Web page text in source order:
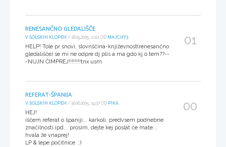
RENESANČNO GLEDALIŠČE
V ŠOLSKIH KLOPEH / 18.09.2005, 11:01 OD MAJCHY3
HELP! Tole pr snovi, slovnščina-književnost(renesančno
gledališče) se mi ne odpre dj plis a ma gdo kj o tem??--
-NUJN ČIMPREJ!!!!!!!!tnx usm
01
REFERAT-ŠPANIJA
V ŠOLSKIH KLOPEH / 30.06.2005, 19:37 OD PIKA.
HEJ!
iščem referat o španiji... karkoli, predvsem podnebne
značilnosti ipd... prosim, dejte kej poslat če mate...
hvala že vnaprej!
LP & lepe počitnice ;)
00